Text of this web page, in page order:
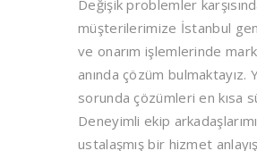
Değişik problemler
müşterilerimize İstanbul
ve onarım işlemlerinde
anında çözüm
sorunda çözümleri en kısa
Deneyimli ekip
ustalaşmış bir hizmet